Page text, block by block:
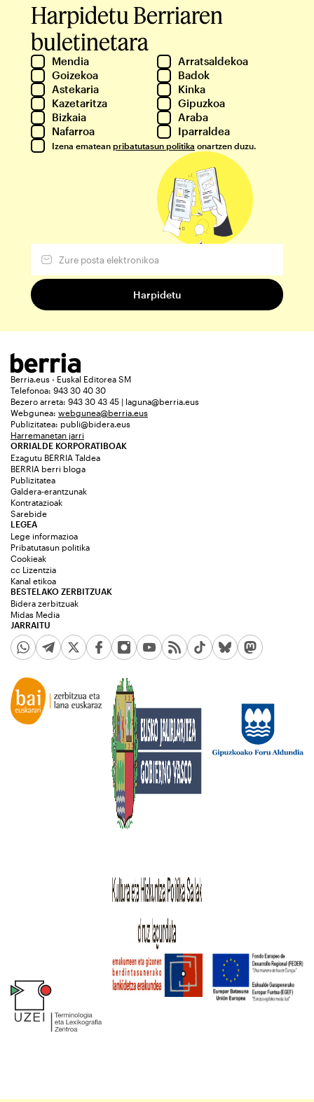
Harpidetu Berriaren
buletinetara
Mendia
Arratsaldekoa
Goizekoa
Badok
Astekaria
Kinka
Kazetaritza
Gipuzkoa
Bizkaia
Araba
Nafarroa
Iparraldea
Izena ematean pribatutasun politika onartzen duzu.
Berria.eus - Euskal Editorea SM
Telefonoa: 943 30 40 30
Bezero arreta: 943 30 43 45 | laguna@berria.eus
Webgunea: webgunea@berria.eus
Publizitatea: publi@bidera.eus
Harremanetan jarri
ORRIALDE KORPORATIBOAK
Ezagutu BERRIA Taldea
BERRIA berri bloga
Publizitatea
Galdera-erantzunak
Kontratazioak
Sarebide
JARRAITU
LEGEA
Lege informazioa
Pribatutasun politika
Cookieak
cc Lizentzia
Kanal etikoa
BESTELAKO ZERBITZUAK
Bidera zerbitzuak
Midas Media